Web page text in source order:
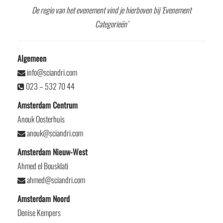
De regio van het evenement vind je hierboven bij ‘Evenement
Categorieën’
Algemeen
info@sciandri.com
023 – 532 70 44
Amsterdam Centrum
Anouk Oosterhuis
anouk@sciandri.com
Amsterdam Nieuw-West
Ahmed el Bousklati
ahmed@sciandri.com
Amsterdam Noord
Denise Kempers